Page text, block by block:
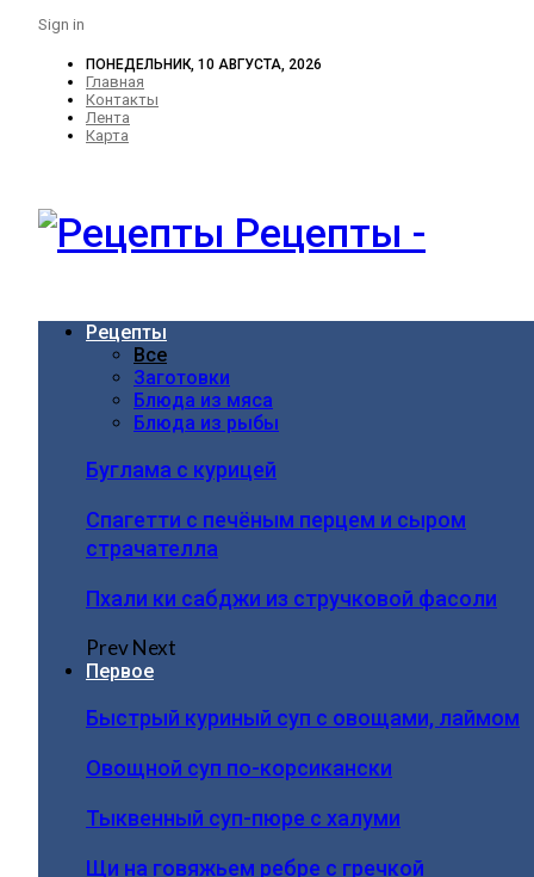
Sign in
ПОНЕДЕЛЬНИК, 10 АВГУСТА, 2026
Главная
Контакты
Лента
Карта
Рецепты -
Рецепты
Все
Заготовки
Блюда из мяса
Блюда из рыбы
Буглама с курицей
Спагетти с печёным перцем и сыром
страчателла
Пхали ки сабджи из стручковой фасоли
PrevNext
Первое
Быстрый куриный суп с овощами, лаймом
Овощной суп по-корсикански
Тыквенный суп-пюре с халуми
Щи на говяжьем ребре с гречкой